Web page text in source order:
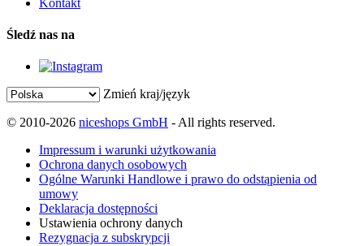
Śledź nas na
Zmień kraj/język
© 2010-2026 niceshops GmbH - All rights reserved.
Impressum i warunki użytkowania
Ochrona danych osobowych
Ogólne Warunki Handlowe i prawo do odstąpienia od
umowy
Deklaracja dostępności
Ustawienia ochrony danych
Rezygnacja z subskrypcji